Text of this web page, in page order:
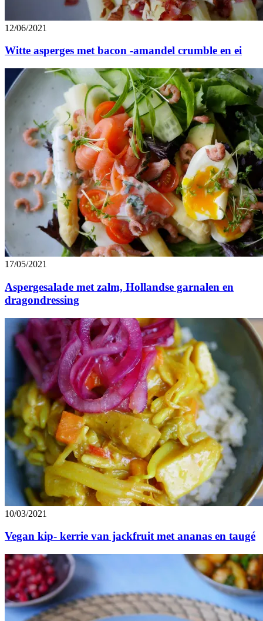
12/06/2021
Witte asperges met bacon -amandel crumble en ei
17/05/2021
Aspergesalade met zalm, Hollandse garnalen en
dragondressing
10/03/2021
Vegan kip- kerrie van jackfruit met ananas en taugé